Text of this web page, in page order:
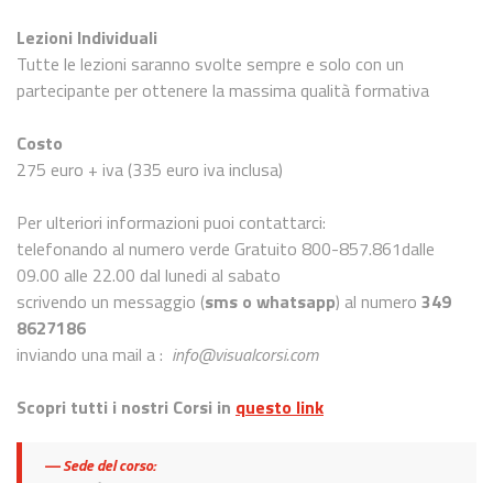
Lezioni Individuali
Tutte le lezioni saranno svolte sempre e solo con un
partecipante per ottenere la massima qualità formativa
Costo
275 euro + iva (335 euro iva inclusa)
Per ulteriori informazioni puoi contattarci:
telefonando al numero verde Gratuito 800-857.861dalle
09.00 alle 22.00 dal lunedi al sabato
scrivendo un messaggio (sms o whatsapp) al numero 349
8627186
inviando una mail a : info@visualcorsi.com
Scopri tutti i nostri Corsi in questo link
Sede del corso: